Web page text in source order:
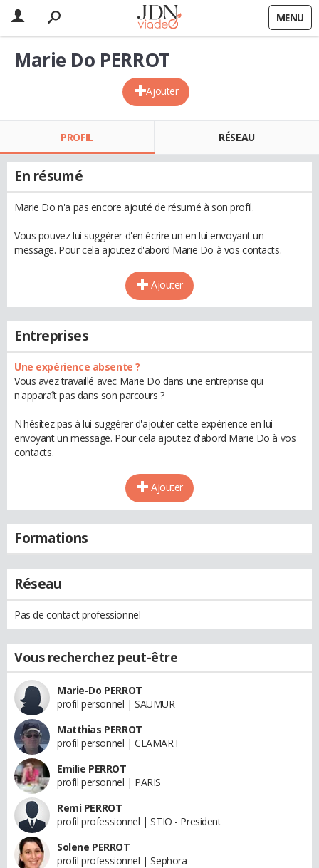
MENU
Ajouter
Marie Do PERROT
PROFIL RÉSEAU
En résumé
Marie Do n'a pas encore ajouté de résumé à son profil.
Vous pouvez lui suggérer d'en écrire un en lui envoyant un
message. Pour cela ajoutez d'abord Marie Do à vos contacts.
Ajouter
Entreprises
Une expérience absente ?
Vous avez travaillé avec Marie Do dans une entreprise qui
n'apparaît pas dans son parcours ?
N'hésitez pas à lui suggérer d'ajouter cette expérience en lui
envoyant un message. Pour cela ajoutez d'abord Marie Do à vos
contacts.
Ajouter
Formations
Réseau
Pas de contact professionnel
Vous recherchez peut-être
Marie-Do PERROT
profil personnel | SAUMUR
Matthias PERROT
profil personnel | CLAMART
Emilie PERROT
profil personnel | PARIS
Remi PERROT
profil professionnel | STIO - President
Solene PERROT
profil professionnel | Sephora -